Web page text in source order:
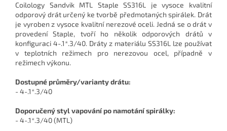
Coilology Sandvik MTL Staple SS316L je vysoce kvalitní
odporový drát určený ke tvorbě předmotaných spirálek. Drát
je vyroben z vysoce kvalitní nerezové oceli. Jedná se o drát v
provedení Staple, tvoří ho několik odporových drátů v
konfiguraci 4-.1*.3/40. Dráty z materiálu SS316L lze používat
v teplotních režimech pro nerezovou ocel, případně v
režimech výkonu.
Dostupné průměry/varianty drátu:
- 4-.1*.3/40
Doporučený styl vapování po namotání spirálky:
- 4-.1*.3/40 (MTL)